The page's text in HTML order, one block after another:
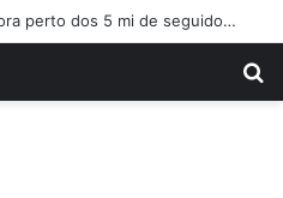
Vitória Souza: jovem pastora perto dos 5 mi de seguidores na web